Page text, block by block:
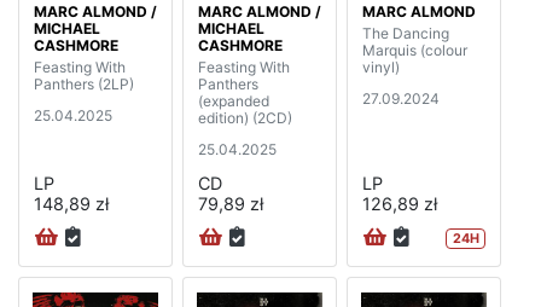
MARC ALMOND /
MICHAEL
CASHMORE
Feasting With
Panthers (2LP)
25.04.2025
LP
148,89 zł
MARC ALMOND /
MICHAEL
CASHMORE
Feasting With
Panthers
(expanded
edition) (2CD)
25.04.2025
CD
79,89 zł
MARC ALMOND
The Dancing
Marquis (colour
vinyl)
27.09.2024
LP
126,89 zł
24H